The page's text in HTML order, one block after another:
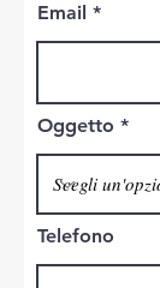
Email
Oggetto
Telefono